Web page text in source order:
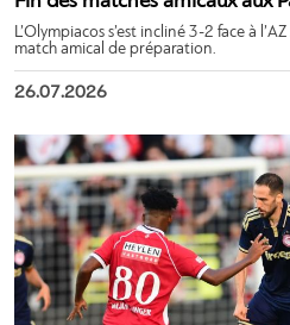
L’Olympiacos s’est incliné 3-2 face à
match amical de préparation.
26.07.2026